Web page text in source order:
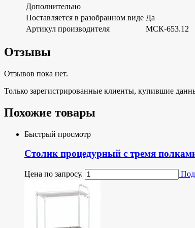
Дополнительно
Поставляется в разобранном виде Да
Артикул производителя
МСК-653.12
Отзывы
Отзывов пока нет.
Только зарегистрированные клиенты, купившие
Похожие товары
Быстрый просмотр
Столик процедурный с тремя
Цена по запросу.